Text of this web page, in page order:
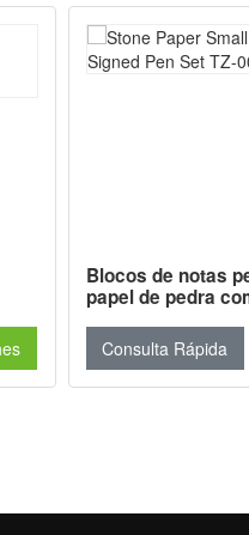
Blocos de notas
papel de pedra
Consulta Rápida